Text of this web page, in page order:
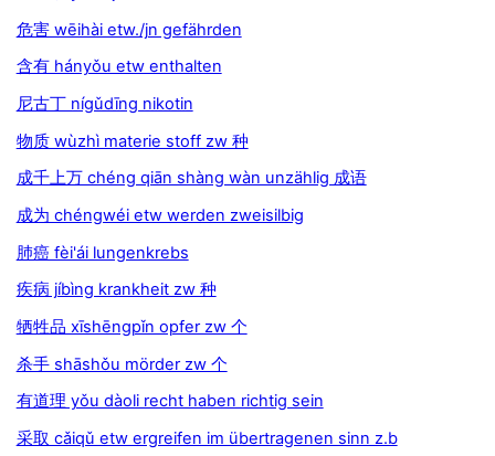
危害 wēihài etw./jn gefährden
含有 hányǒu etw enthalten
尼古丁 nígǔdīng nikotin
物质 wùzhì materie stoff zw 种
成千上万 chéng qiān shàng wàn unzählig 成语
成为 chéngwéi etw werden zweisilbig
肺癌 fèi'ái lungenkrebs
疾病 jíbìng krankheit zw 种
牺牲品 xīshēngpǐn opfer zw 个
杀手 shāshǒu mörder zw 个
有道理 yǒu dàoli recht haben richtig sein
采取 cǎiqǔ etw ergreifen im übertragenen sinn z.b